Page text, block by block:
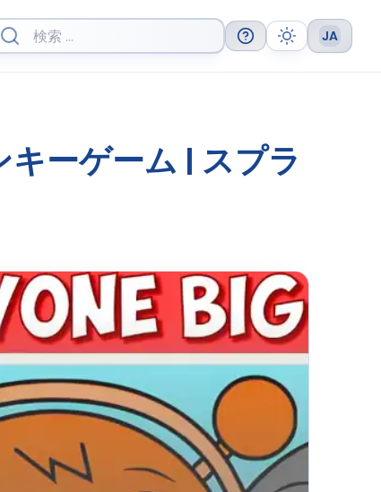
Help Theme Language
JA
ーゲーム | スプラ